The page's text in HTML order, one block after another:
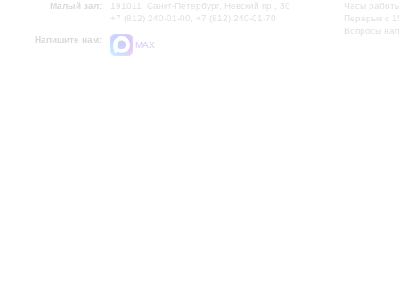
Малый зал:
191011, Санкт-Петербург, Невский пр., 30
+7 (812) 240-01-00, +7 (812) 240-01-70
Напишите нам:
MAX
Часы
Перерыв с
Вопросы